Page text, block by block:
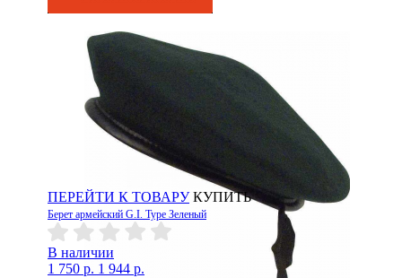
ПЕРЕЙТИ К ТОВАРУ КУПИТЬ
Берет армейский G.I. Type Зеленый
В наличии
1 750 р. 1 944 р.